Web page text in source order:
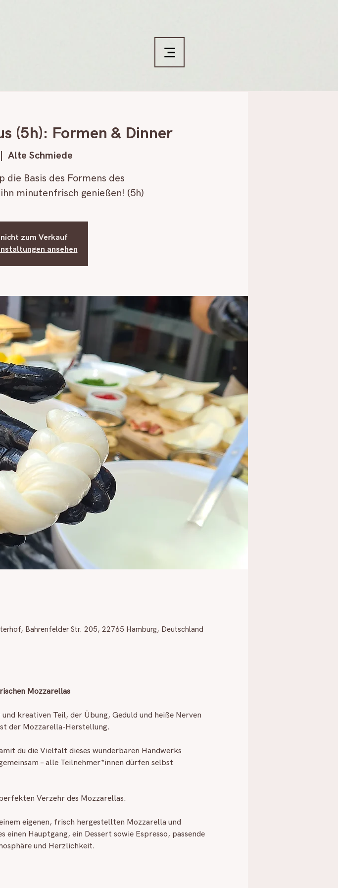
(5h): Formen & Dinner
Alte Schmiede
die Basis des Formens des
minutenfrisch genießen! (5h)
zum Verkauf
ansehen
Bahrenfelder Str. 205, 22765 Hamburg, Deutschland
Mozzarellas
kreativen Teil, der Übung, Geduld und heiße Nerven
der Mozzarella-Herstellung.
du die Vielfalt dieses wunderbaren Handwerks
– alle Teilnehmer*innen dürfen selbst
Verzehr des Mozzarellas.
eigenen, frisch hergestellten Mozzarella und
Hauptgang, ein Dessert sowie Espresso, passende
und Herzlichkeit.